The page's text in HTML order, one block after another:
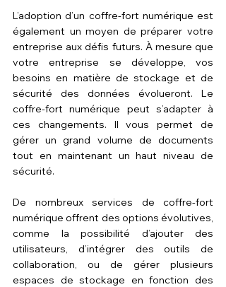
L’adoption d’un coffre-fort numérique est
également un moyen de préparer votre
entreprise aux défis futurs. À mesure que
votre entreprise se développe, vos
besoins en matière de stockage et de
sécurité des données évolueront. Le
coffre-fort numérique peut s’adapter à
ces changements. Il vous permet de
gérer un grand volume de documents
tout en maintenant un haut niveau de
sécurité.
De nombreux services de coffre-fort
numérique offrent des options évolutives,
comme la possibilité d’ajouter des
utilisateurs, d’intégrer des outils de
collaboration, ou de gérer plusieurs
espaces de stockage en fonction des